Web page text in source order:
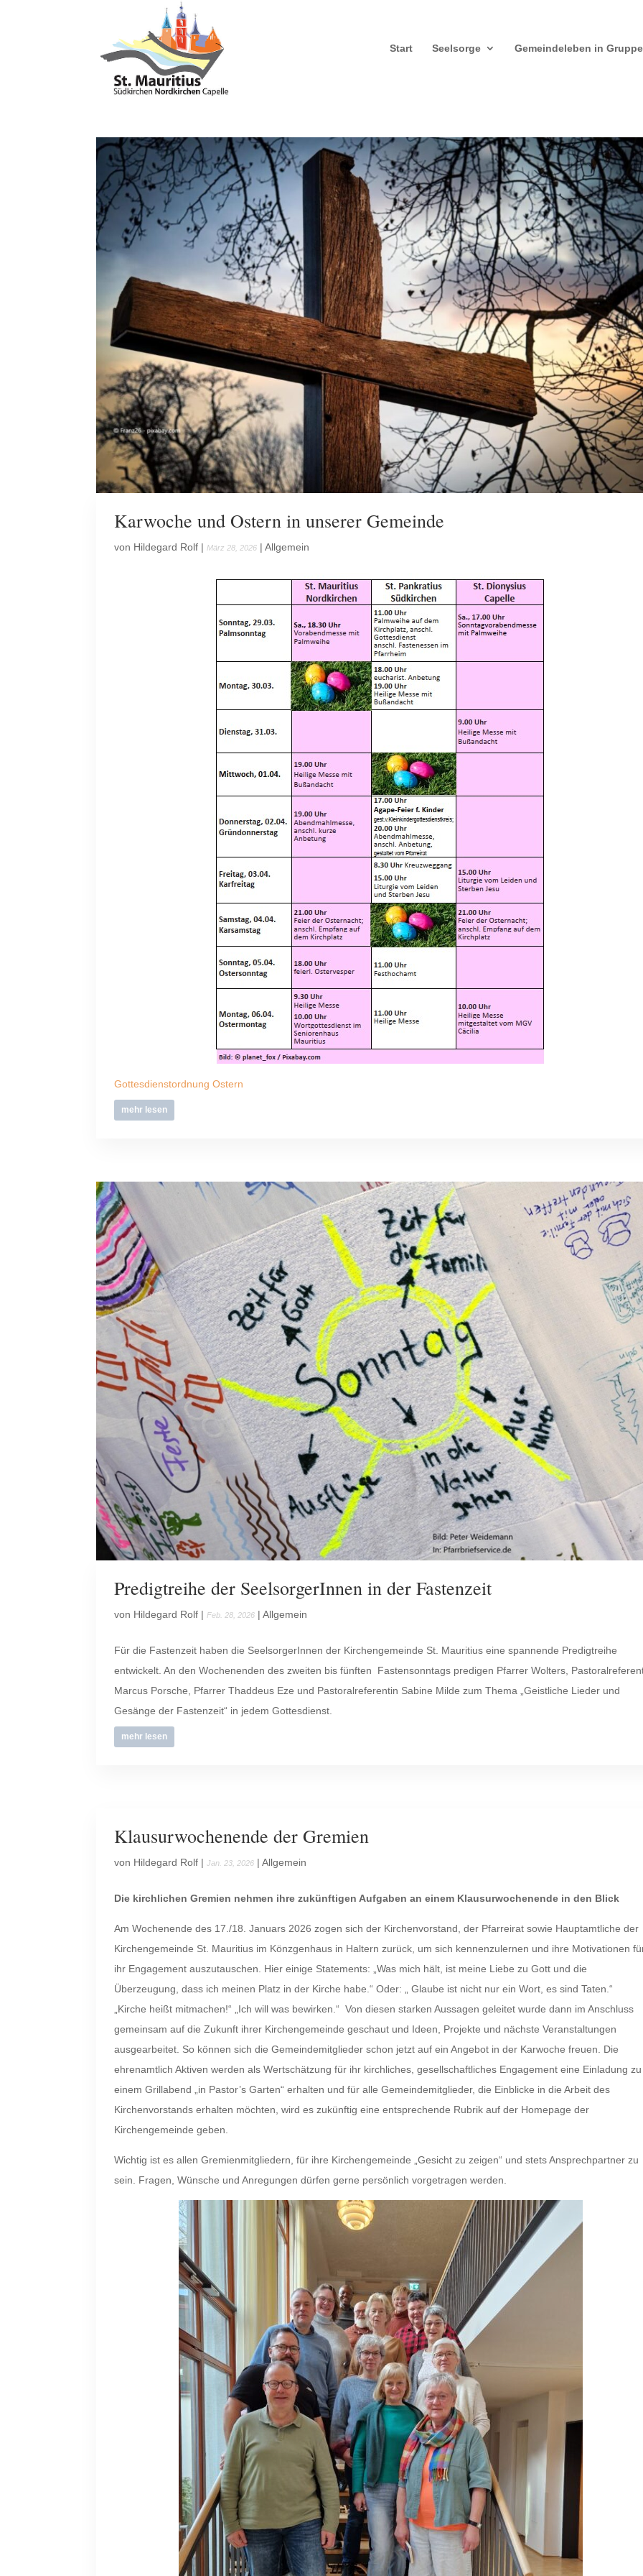
Start Seelsorge Gemeindeleben in
Karwoche und Ostern in unserer Gemeinde
von Hildegard Rolf | März 28, 2026 |Allgemein
Gottesdienstordnung Ostern
mehr lesen
Predigtreihe der SeelsorgerInnen in der Fastenzeit
von Hildegard Rolf |Feb. 28, 2026 |Allgemein
Für die Fastenzeit haben die SeelsorgerInnen der Kirchengemeinde St. Mauritius eine spannende Predigtreihe
entwickelt. An den Wochenenden des zweiten bis fünften Fastensonntags predigen Pfarrer Wolters,
Marcus Porsche, Pfarrer Thaddeus Eze und Pastoralreferentin Sabine Milde zum Thema „Geistliche Lieder und
Gesänge der Fastenzeit“ in jedem Gottesdienst.
mehr lesen
Klausurwochenende der Gremien
von Hildegard Rolf |Jan. 23, 2026 |Allgemein
Die kirchlichen Gremien nehmen ihre zukünftigen Aufgaben an einem Klausurwochenende in den Blick
Am Wochenende des 17./18. Januars 2026 zogen sich der Kirchenvorstand, der Pfarreirat sowie Hauptamtliche der
Kirchengemeinde St. Mauritius im Könzgenhaus in Haltern zurück, um sich kennenzulernen und ihre Motivationen
ihr Engagement auszutauschen. Hier einige Statements: „Was mich hält, ist meine Liebe zu Gott und die
Überzeugung, dass ich meinen Platz in der Kirche habe.“ Oder: „ Glaube ist nicht nur ein Wort, es sind Taten.“
„Kirche heißt mitmachen!“ „Ich will was bewirken.“ Von diesen starken Aussagen geleitet wurde dann im Anschluss
gemeinsam auf die Zukunft ihrer Kirchengemeinde geschaut und Ideen, Projekte und nächste Veranstaltungen
ausgearbeitet. So können sich die Gemeindemitglieder schon jetzt auf ein Angebot in der Karwoche freuen. Die
ehrenamtlich Aktiven werden als Wertschätzung für ihr kirchliches, gesellschaftliches Engagement eine Einladung zu
einem Grillabend „in Pastor’s Garten“ erhalten und für alle Gemeindemitglieder, die Einblicke in die Arbeit des
Kirchenvorstands erhalten möchten, wird es zukünftig eine entsprechende Rubrik auf der Homepage der
Kirchengemeinde geben.
Wichtig ist es allen Gremienmitgliedern, für ihre Kirchengemeinde „Gesicht zu zeigen“ und stets Ansprechpartner zu
sein. Fragen, Wünsche und Anregungen dürfen gerne persönlich vorgetragen werden.